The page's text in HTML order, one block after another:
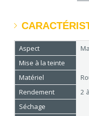
Aspect
Mise à la teinte
Matériel
Rendement
2
Séchage